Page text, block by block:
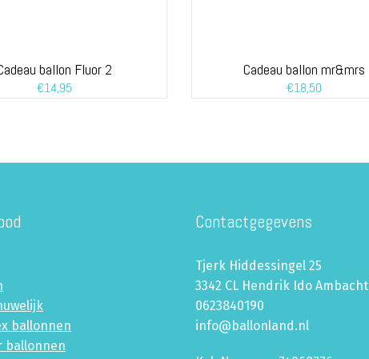
ballon Fluor 2
€14,95
Cadeau ballon mr&mrs
€18,50
ballonnen
ballonnen
Contactgegevens
Tjerk Hiddessingel 25
3342 CL Hendrik Ido Ambacht
0623840190
info@ballonland.nl